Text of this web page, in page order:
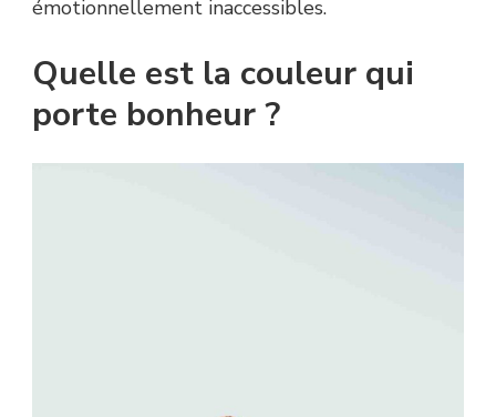
émotionnellement inaccessibles.
Quelle est la couleur qui
porte bonheur ?